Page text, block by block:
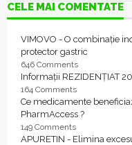
CELE MAI COMENTATE
VIMOVO - O combinație
protector gastric
646 Comments
Informații REZIDENȚIAT
164 Comments
Ce medicamente
PharmAccess ?
149 Comments
APURETIN - Elimina